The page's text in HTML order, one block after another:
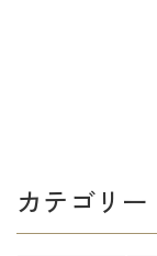
カテゴリー